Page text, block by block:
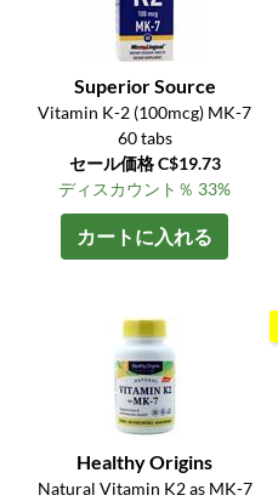
Superior Source
Vitamin K-2 (100mcg) MK-7
60 tabs
セール価格 C$19.73
ディスカウント％ 33%
カートに入れる
Healthy Origins
Natural Vitamin K2 as MK-7